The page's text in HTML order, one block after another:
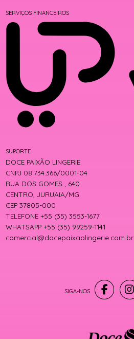
SERVIÇOS FINANCEIROS
SUPORTE
DOCE PAIXÃO LINGERIE
CNPJ 08.734.366/0001-04
RUA DOS GOMES , 640
CENTRO, JURUAIA/MG
CEP 37805-000
TELEFONE +55 (35) 3553-1677
WHATSAPP +55 (35) 99259-1141
comercial@docepaixaolingerie.com.br